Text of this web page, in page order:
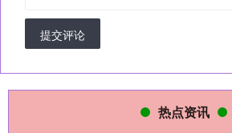
提交评论
热点资讯